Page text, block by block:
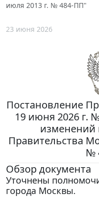
июля 2013 г. № 484-ПП"
23 июня 2026
Постановление
19 июня 2026 г.
изменений
Правительства
№
Обзор документа
Уточнены
города Москвы.